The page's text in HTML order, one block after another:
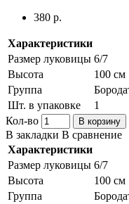
380 р.
Характеристики
Размер луковицы 6/7
Высота
100 см
Группа
Шт. в упаковке
1
Кол-во
В корзину
В закладки В сравнение
Характеристики
Размер луковицы 6/7
Высота
100 см
Группа